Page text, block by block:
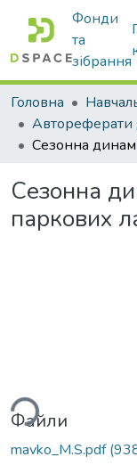
Фонди
та
зібрання
Головна
Сезонна
паркових
Файли
mavko_M.S.pdf